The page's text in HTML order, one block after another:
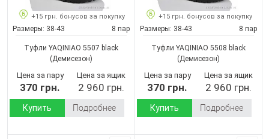
+15 грн. бонусов за покупку
Размеры: 38-43 8 пар
Туфли YAQINIAO 5507 black
(Демисезон)
Цена за пару
370 грн.
Цена за ящик
2 960 грн.
Купить Подробнее
+15 грн. бонусов за покупку
Размеры: 38-43 8 пар
Туфли YAQINIAO 5508 black
(Демисезон)
Цена за пару
370 грн.
Цена за ящик
2 960 грн.
Купить Подробнее